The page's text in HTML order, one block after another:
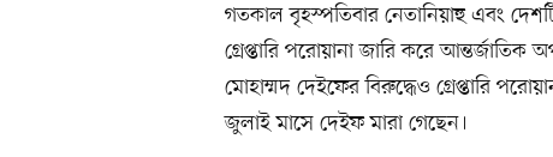
গতকাল বৃহস্পতিবার নেতানিয়াহু এবং
গ্রেপ্তারি পরোয়ানা জারি করে
মোহাম্মদ দেইফের বিরুদ্ধেও গ্রেপ্তারি
জুলাই মাসে দেইফ মারা গেছেন।